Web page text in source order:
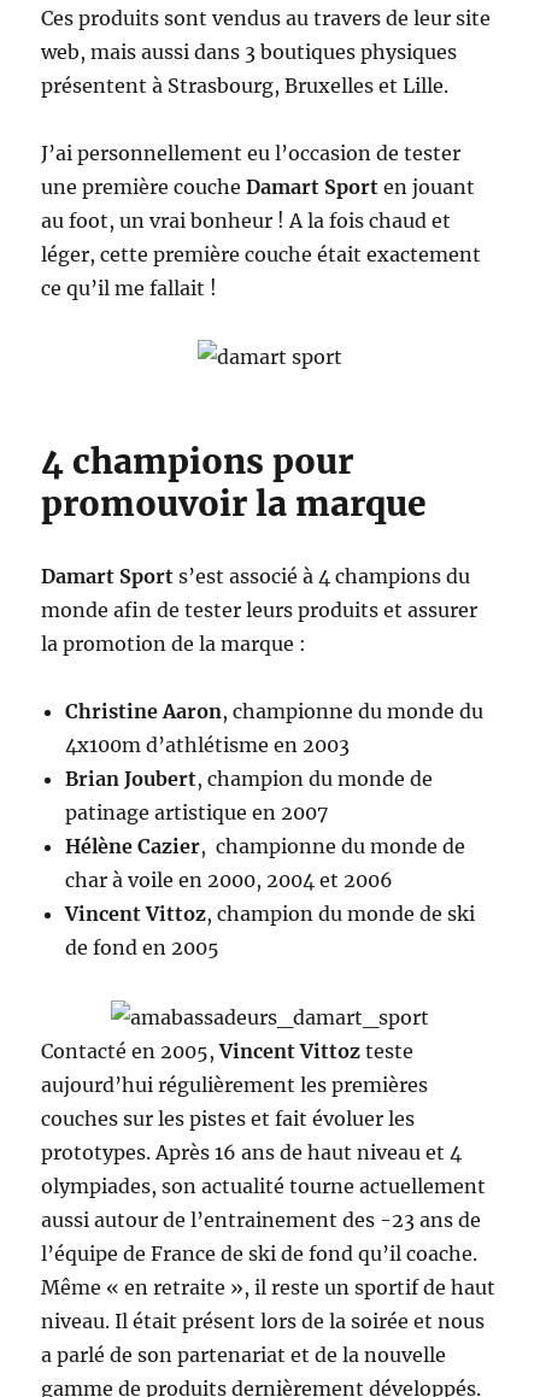
Ces produits sont vendus au travers de leur site
web, mais aussi dans 3 boutiques physiques
présentent à Strasbourg, Bruxelles et Lille.
J’ai personnellement eu l’occasion de tester
une première coucheDamart Sport en jouant
au foot, un vrai bonheur ! A la fois chaud et
léger, cette première couche était exactement
ce qu’il me fallait !
4 champions pour
promouvoir la marque
Damart Sport s’est associé à 4 champions du
monde afin de tester leurs produits et assurer
la promotion de la marque :
Christine Aaron, championne du monde du
4x100m d’athlétisme en 2003
Brian Joubert, champion du monde de
patinage artistique en 2007
Hélène Cazier, championne du monde de
char à voile en 2000, 2004 et 2006
Vincent Vittoz, champion du monde de ski
de fond en 2005
Contacté en 2005,Vincent Vittoz teste
aujourd’hui régulièrement les premières
couches sur les pistes et fait évoluer les
prototypes. Après 16 ans de haut niveau et 4
olympiades, son actualité tourne actuellement
aussi autour de l’entrainement des -23 ans de
l’équipe de France de ski de fond qu’il coache.
Même « en retraite », il reste un sportif de haut
niveau. Il était présent lors de la soirée et nous
a parlé de son partenariat et de la nouvelle
gamme de produits dernièrement développés.